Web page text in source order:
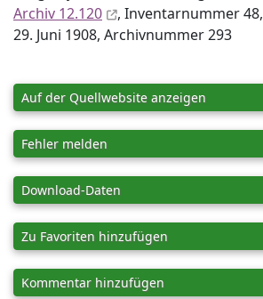
Archiv 12.120
, Inventar­nummer 48,
29. Juni 1908, Archiv­nummer 293
Auf der Quellwebsite anzeigen
Fehler melden
Download-Daten
Zu Favoriten hinzufügen
Kommentar hinzufügen